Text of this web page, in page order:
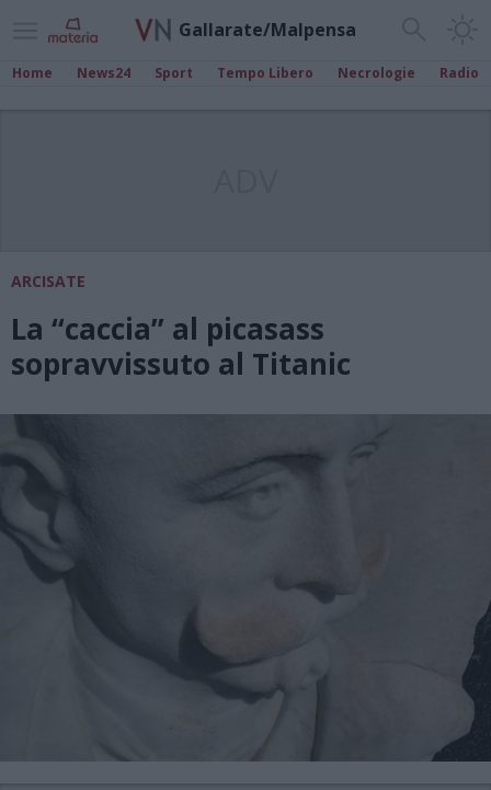
Gallarate/Malpensa
Home News24 Sport Tempo Libero Necrologie Radio
ARCISATE
La “caccia” al picasass
sopravvissuto al Titanic